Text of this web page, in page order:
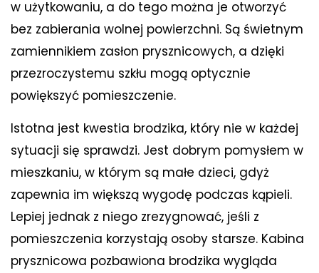
w użytkowaniu, a do tego można je otworzyć
bez zabierania wolnej powierzchni. Są świetnym
zamiennikiem zasłon prysznicowych, a dzięki
przezroczystemu szkłu mogą optycznie
powiększyć pomieszczenie.
Istotna jest kwestia brodzika, który nie w każdej
sytuacji się sprawdzi. Jest dobrym pomysłem w
mieszkaniu, w którym są małe dzieci, gdyż
zapewnia im większą wygodę podczas kąpieli.
Lepiej jednak z niego zrezygnować, jeśli z
pomieszczenia korzystają osoby starsze. Kabina
prysznicowa pozbawiona brodzika wygląda